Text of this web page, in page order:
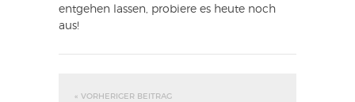
entgehen lassen, probiere es heute noch
aus!
« VORHERIGER BEITRAG